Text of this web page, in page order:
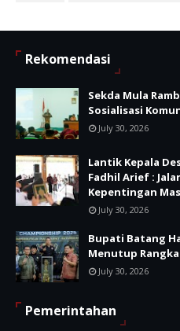
Rekomendasi
Sekda Mula
Sosialisasi
July 30, 2026
Lantik Kepala
Fadhil Arief :
Kepentingan
July 30, 2026
Bupati Batang
Menutup
July 30, 2026
Pemerintahan